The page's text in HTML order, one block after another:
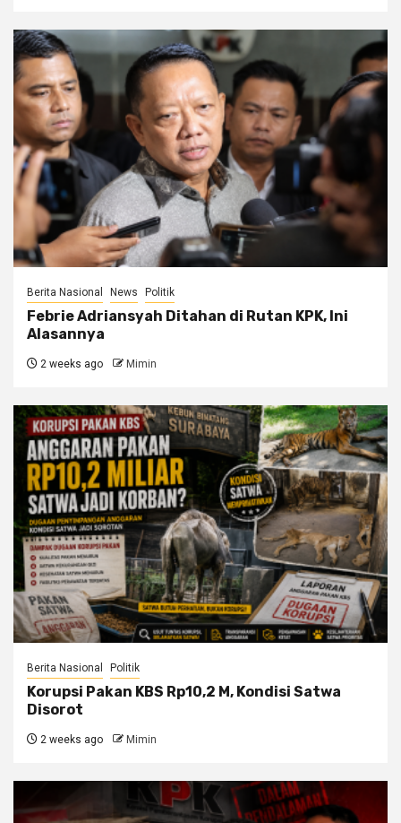
Berita Nasional News Politik
Febrie Adriansyah Ditahan di Rutan KPK, Ini
Alasannya
2 weeks ago Mimin
Berita Nasional Politik
Korupsi Pakan KBS Rp10,2 M, Kondisi Satwa
Disorot
2 weeks ago Mimin